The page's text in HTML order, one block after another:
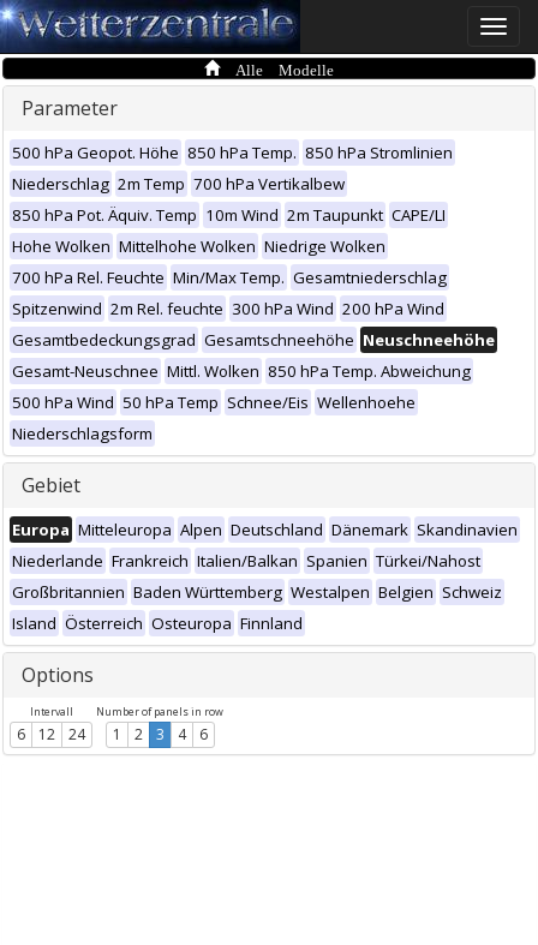
Toggle
Alle Modelle
Parameter
500 hPa Geopot. Höhe 850 hPa Temp. 850 hPa Stromlinien
Niederschlag 2m Temp 700 hPa Vertikalbew
850 hPa Pot. Äquiv. Temp 10m Wind 2m Taupunkt CAPE/LI
Hohe Wolken Mittelhohe Wolken Niedrige Wolken
700 hPa Rel. Feuchte Min/Max Temp. Gesamtniederschlag
Spitzenwind 2m Rel. feuchte 300 hPa Wind 200 hPa Wind
Gesamtbedeckungsgrad Gesamtschneehöhe Neuschneehöhe
Gesamt-Neuschnee Mittl. Wolken 850 hPa Temp. Abweichung
500 hPa Wind 50 hPa Temp Schnee/Eis Wellenhoehe
Niederschlagsform
Gebiet
Europa Mitteleuropa Alpen Deutschland Dänemark Skandinavien
Niederlande Frankreich Italien/Balkan Spanien Türkei/Nahost
Großbritannien Baden Württemberg Westalpen Belgien Schweiz
Island Österreich Osteuropa Finnland
Options
Intervall
6 12 24
Number of panels in row
1 2 3 4 6